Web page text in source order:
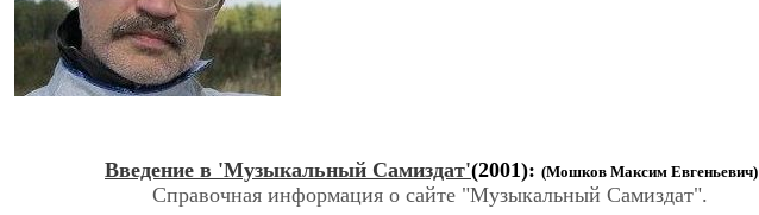
Введение в 'Музыкальный Самиздат'(2001): (Мошков Максим Евгеньевич)
Справочная информация о сайте "Музыкальный Самиздат".